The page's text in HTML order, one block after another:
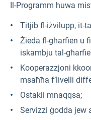
Il-Programm huwa
Titjib fl-iżvilupp, it-
Żieda fl-għarfien u
iskambju tal-
Kooperazzjoni
msaħħa f’livelli
Ostakli mnaqqsa;
Servizzi ġodda jew